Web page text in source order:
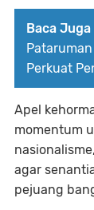
Baca Juga
Perkuat
Apel
momentum
agar
pejuang